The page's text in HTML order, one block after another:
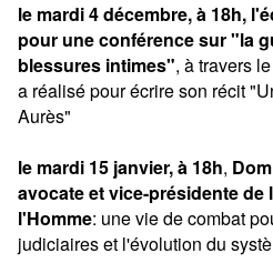
le mardi 4 décembre, à 18h,
pour une conférence sur "la
blessures intimes", à travers
a réalisé pour écrire son récit
Aurès"
le mardi 15 janvier, à 18h,
avocate et vice-présidente de
l'Homme: une vie de combat
judiciaires et l'évolution du